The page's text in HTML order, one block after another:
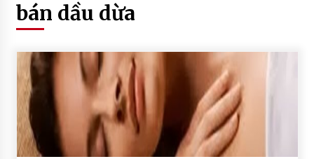
GIA CÔNG SẢN XUẤT SOAP XÀ PHÒNG SINH
DƯỢC – HANDMADE – XÀ PHÒNG THIÊN NHIÊN
THEO YÊU CẦU
DẦU DỪA NGUYÊN CHẤT – RICH COCO
7 years ago
XÀ PHÒNG SINH DƯỢC THIÊN NHIÊN – RICH
COCO SOAP
7 years ago
bán dầu dừa